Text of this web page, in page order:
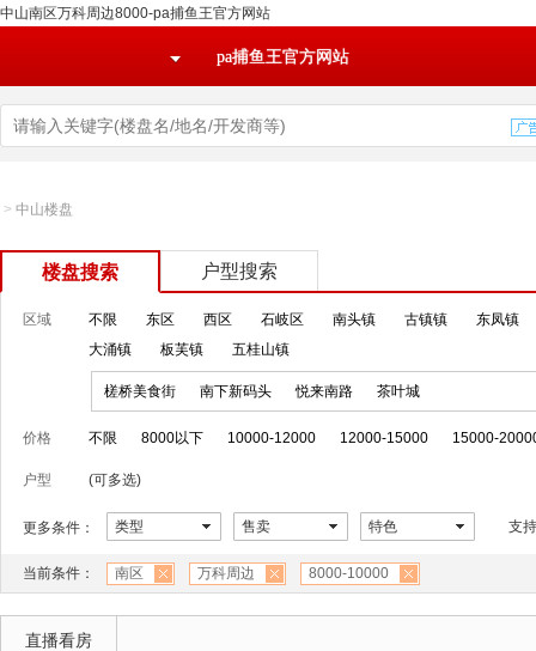
中山南区万科周边8000-pa捕鱼王官方网站
pa捕鱼王官方网站
> 中山楼盘
楼盘搜索 户型搜索
区域 不限 东区 西区 石岐区 南头镇 古镇镇
东凤镇
大涌镇
板芙镇 五桂山镇
槎桥美食街 南下新码头 悦来南路 茶叶城
价格 不限 8000以下 10000-12000 12000-15000 15000-
户型 (可多选)
更多条件： 类型 售卖 特色 支
当前条件： 南区 万科周边 8000-10000
直播看房